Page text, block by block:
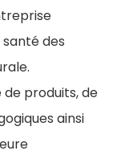
des
produits, de
ainsi